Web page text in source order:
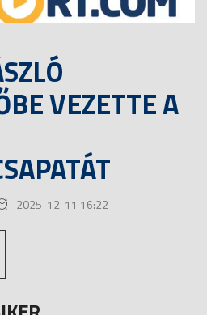
VEZETTE A
2025-12-11 16:22